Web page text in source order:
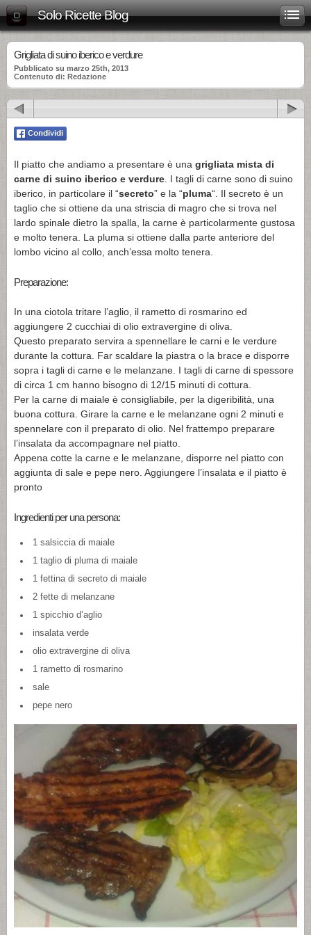
Solo Ricette Blog
Grigliata di suino iberico e verdure
Pubblicato su marzo 25th, 2013
Contenuto di: Redazione
Il piatto che andiamo a presentare è una grigliata mista di
carne di suino iberico e verdure . I tagli di carne sono di suino
iberico, in particolare il “secreto” e la “pluma“. Il secreto è un
taglio che si ottiene da una striscia di magro che si trova nel
lardo spinale dietro la spalla, la carne è particolarmente gustosa
e molto tenera. La pluma si ottiene dalla parte anteriore del
lombo vicino al collo, anch’essa molto tenera.
Preparazione:
In una ciotola tritare l’aglio, il rametto di rosmarino ed
aggiungere 2 cucchiai di olio extravergine di oliva.
Questo preparato servira a spennellare le carni e le verdure
durante la cottura. Far scaldare la piastra o la brace e disporre
sopra i tagli di carne e le melanzane. I tagli di carne di spessore
di circa 1 cm hanno bisogno di 12/15 minuti di cottura.
Per la carne di maiale è consigliabile, per la digeribilità, una
buona cottura. Girare la carne e le melanzane ogni 2 minuti e
spennelare con il preparato di olio. Nel frattempo preparare
l’insalata da accompagnare nel piatto.
Appena cotte la carne e le melanzane, disporre nel piatto con
aggiunta di sale e pepe nero. Aggiungere l’insalata e il piatto è
pronto
Ingredienti per una persona:
1 salsiccia di maiale
1 taglio di pluma di maiale
1 fettina di secreto di maiale
2 fette di melanzane
1 spicchio d’aglio
insalata verde
olio extravergine di oliva
1 rametto di rosmarino
sale
pepe nero